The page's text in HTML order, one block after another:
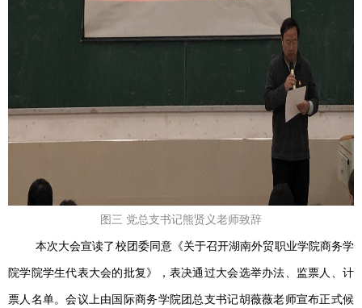
图三 党总支书记熊贤义老师致辞
本次大会宣读了校团委同意《关于召开湖南外贸职业学院商务学
院学院学生代表大会的批复》，表决通过大会选举办法、监票人、计
票人名单。会议上由国际商务学院团总支书记胡薇薇老师宣布正式候